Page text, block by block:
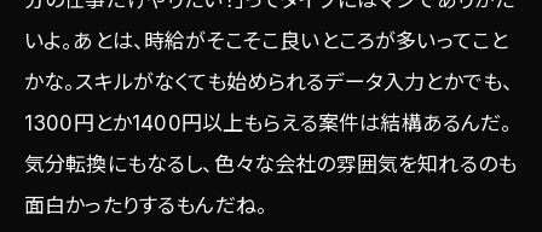
いよ。あとは、時給がそこそこ良いところが多いってこと
かな。スキルがなくても始められるデータ入力とかでも、
1300円とか1400円以上もらえる案件は結構あるんだ。
気分転換にもなるし、色々な会社の雰囲気を知れるのも
面白かったりするもんだね。